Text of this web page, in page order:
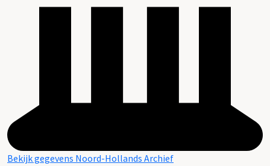
Bekijk gegevens Noord-Hollands Archief